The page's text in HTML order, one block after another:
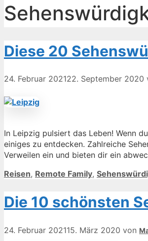
Diese 20
24. Februar 202122. September 2020
In Leipzig pulsiert das Leben! Wenn
einiges zu entdecken. Zahlreiche
Verweilen ein und bieten dir ein
Kategorien
Reisen, Remote Family,
Die 10 schönsten
24. Februar 202115. März 2020 von